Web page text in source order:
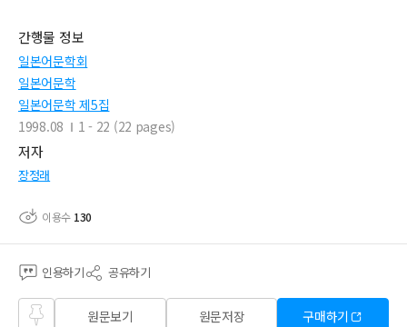
간행물 정보
일본어문학회
일본어문학
일본어문학 제5집
1998.08
1 - 22 (22 pages)
저자
장정래
이용수 130
인용하기 공유하기
즐겨
원문보기 원문저장 구매하기